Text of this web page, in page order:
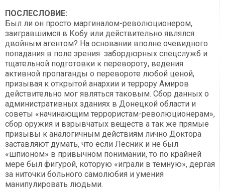
ПОСЛЕСЛОВИЕ:
Был ли он просто маргиналом-революционером,
заигравшимся в Кобу или действительно являлся
двойным агентом? На основании вполне очевидного
попадания в поле зрения забордюрных спецслужб и
тщательной подготовки к перевороту, ведения
активной пропаганды о перевороте любой ценой,
призывая к открытой анархии и террору Амиров
действительно мог являться таковым. Сбор данных о
административных зданиях в Донецкой области и
советы «начинающим террористам-революционерам»,
сбор оружия и взрывчатых веществ а так же прямые
призывы к аналогичным действиям лично Доктора
заставляют думать, что если Лесник и не был
«шпионом» в привычном понимании, то по крайней
мере был фигурой, которую «играли в темную», дергая
за ниточки больного самолюбия и умения
манипулировать людьми.